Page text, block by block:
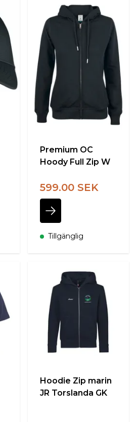
Premium OC
Hoody Full Zip W
599.00 SEK
Tillgänglig
Hoodie Zip marin
JR Torslanda GK